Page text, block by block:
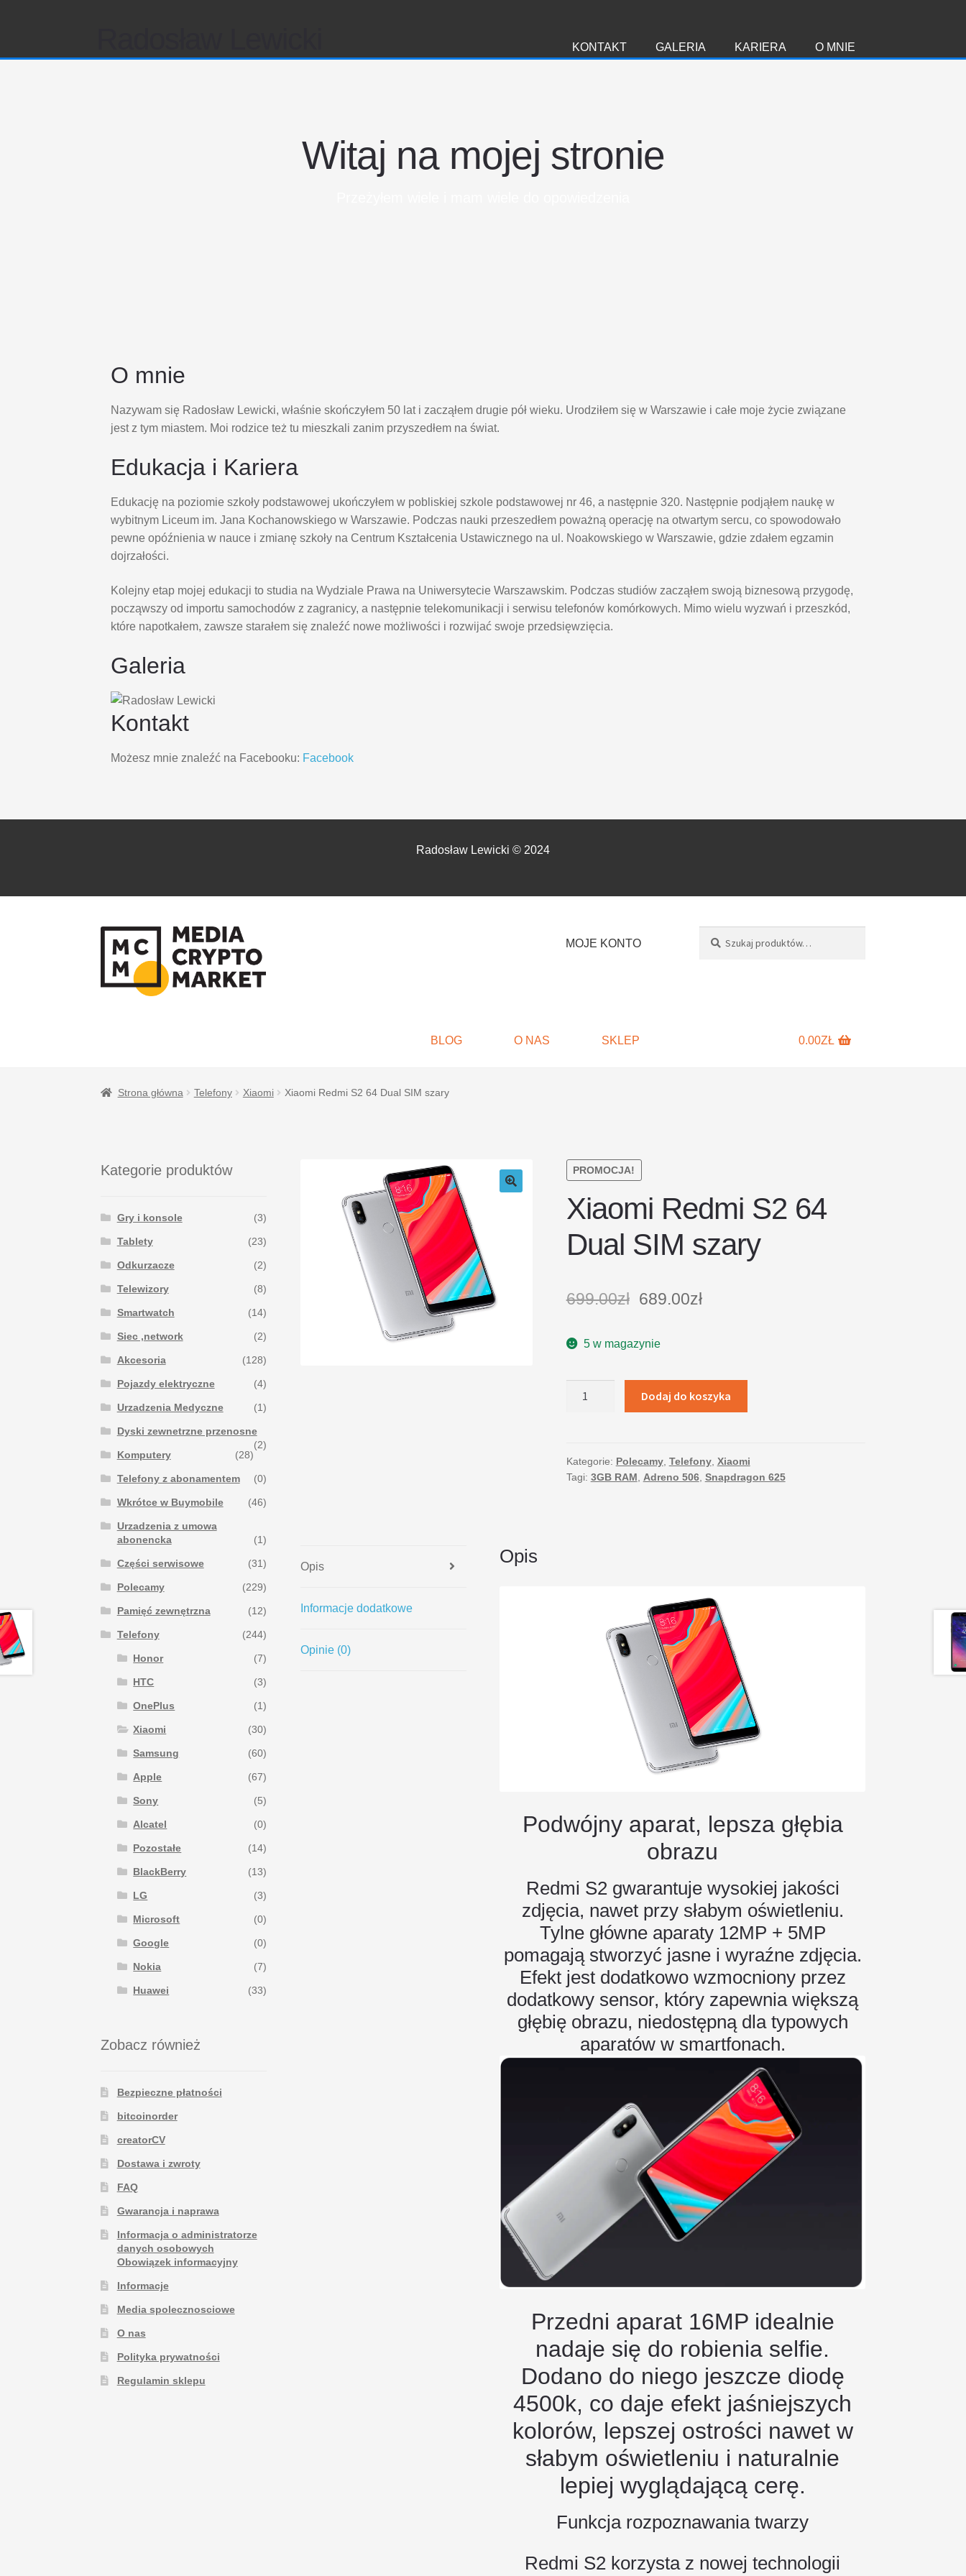
O MNIE
KARIERA
GALERIA
KONTAKT
Witaj na mojej stronie
O mnie
Nazywam się Radosław Lewicki, właśnie skończyłem 50 lat i zacząłem drugie pół wieku. Urodziłem się w Warszawie i całe moje życie związane
jest z tym miastem. Moi rodzice też tu mieszkali zanim przyszedłem na świat.
Edukacja i Kariera
Edukację na poziomie szkoły podstawowej ukończyłem w pobliskiej szkole podstawowej nr 46, a następnie 320. Następnie podjąłem naukę w
wybitnym Liceum im. Jana Kochanowskiego w Warszawie. Podczas nauki przeszedłem poważną operację na otwartym sercu, co spowodowało
pewne opóźnienia w nauce i zmianę szkoły na Centrum Kształcenia Ustawicznego na ul. Noakowskiego w Warszawie, gdzie zdałem egzamin
dojrzałości.
Kolejny etap mojej edukacji to studia na Wydziale Prawa na Uniwersytecie Warszawskim. Podczas studiów zacząłem swoją biznesową przygodę,
począwszy od importu samochodów z zagranicy, a następnie telekomunikacji i serwisu telefonów komórkowych. Mimo wielu wyzwań i przeszkód,
które napotkałem, zawsze starałem się znaleźć nowe możliwości i rozwijać swoje przedsięwzięcia.
Galeria
Kontakt
Możesz mnie znaleźć na Facebooku: Facebook
Radosław Lewicki © 2024
PRZEJDŹ
DO
NAWIGACJI
PRZEJDŹ
DO
TREŚCI
MOJE KONTO
SKLEP
O NAS
BLOG 0.00ZŁ
Strona główna Telefony Xiaomi Xiaomi Redmi S2 64 Dual SIM szary
PROMOCJA!
Xiaomi Redmi S2 64
Dual SIM szary
699.00zł 689.00zł
5 w magazynie
64
Dual
Dodaj do koszyka
Kategorie: Polecamy, Telefony, Xiaomi
Tagi: 3GB RAM Adreno 506, Snapdragon 625
Opis
Informacje dodatkowe
Opinie (0)
Opis
Podwójny aparat, lepsza głębia
obrazu
Redmi S2 gwarantuje wysokiej jakości
zdjęcia, nawet przy słabym oświetleniu.
Tylne główne aparaty 12MP + 5MP
pomagają stworzyć jasne i wyraźne zdjęcia.
Efekt jest dodatkowo wzmocniony przez
dodatkowy sensor, który zapewnia większą
głębię obrazu, niedostępną dla typowych
aparatów w smartfonach.
Przedni aparat 16MP idealnie
nadaje się do robienia selfie.
Dodano do niego jeszcze diodę
4500k, co daje efekt jaśniejszych
kolorów, lepszej ostrości nawet w
słabym oświetleniu i naturalnie
lepiej wyglądającą cerę.
Funkcja rozpoznawania twarzy
Redmi S2 korzysta z nowej technologii
Kategorie produktów
Gry i konsole (3)
Tablety (23)
Odkurzacze (2)
Telewizory (8)
Smartwatch (14)
Siec ,network (2)
Akcesoria (128)
Pojazdy elektryczne (4)
Urzadzenia Medyczne (1)
Dyski zewnetrzne przenosne
(2)
Komputery
(28)
Telefony z abonamentem (0)
Wkrótce w Buymobile (46)
Urzadzenia z umowa
abonencka
(1)
Części serwisowe (31)
Polecamy (229)
Pamięć zewnętrzna (12)
Telefony (244)
Honor (7)
HTC (3)
OnePlus (1)
Xiaomi (30)
Samsung (60)
Apple (67)
Sony (5)
Alcatel (0)
Pozostałe (14)
BlackBerry (13)
LG (3)
Microsoft (0)
Google (0)
Nokia (7)
Huawei (33)
Zobacz również
Bezpieczne płatności
bitcoinorder
creatorCV
Dostawa i zwroty
FAQ
Gwarancja i naprawa
Informacja o administratorze
danych osobowych
Obowiązek informacyjny
Informacje
Media spolecznosciowe
O nas
Polityka prywatności
Regulamin sklepu